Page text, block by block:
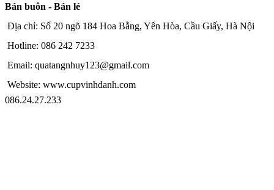
Bán buôn - Bán lẻ
Địa chỉ: Số 20 ngõ 184 Hoa Bằng, Yên Hòa, Cầu Giấy, Hà Nội
Hotline: 086 242 7233
Email: quatangnhuy123@gmail.com
Website: www.cupvinhdanh.com
086.24.27.233